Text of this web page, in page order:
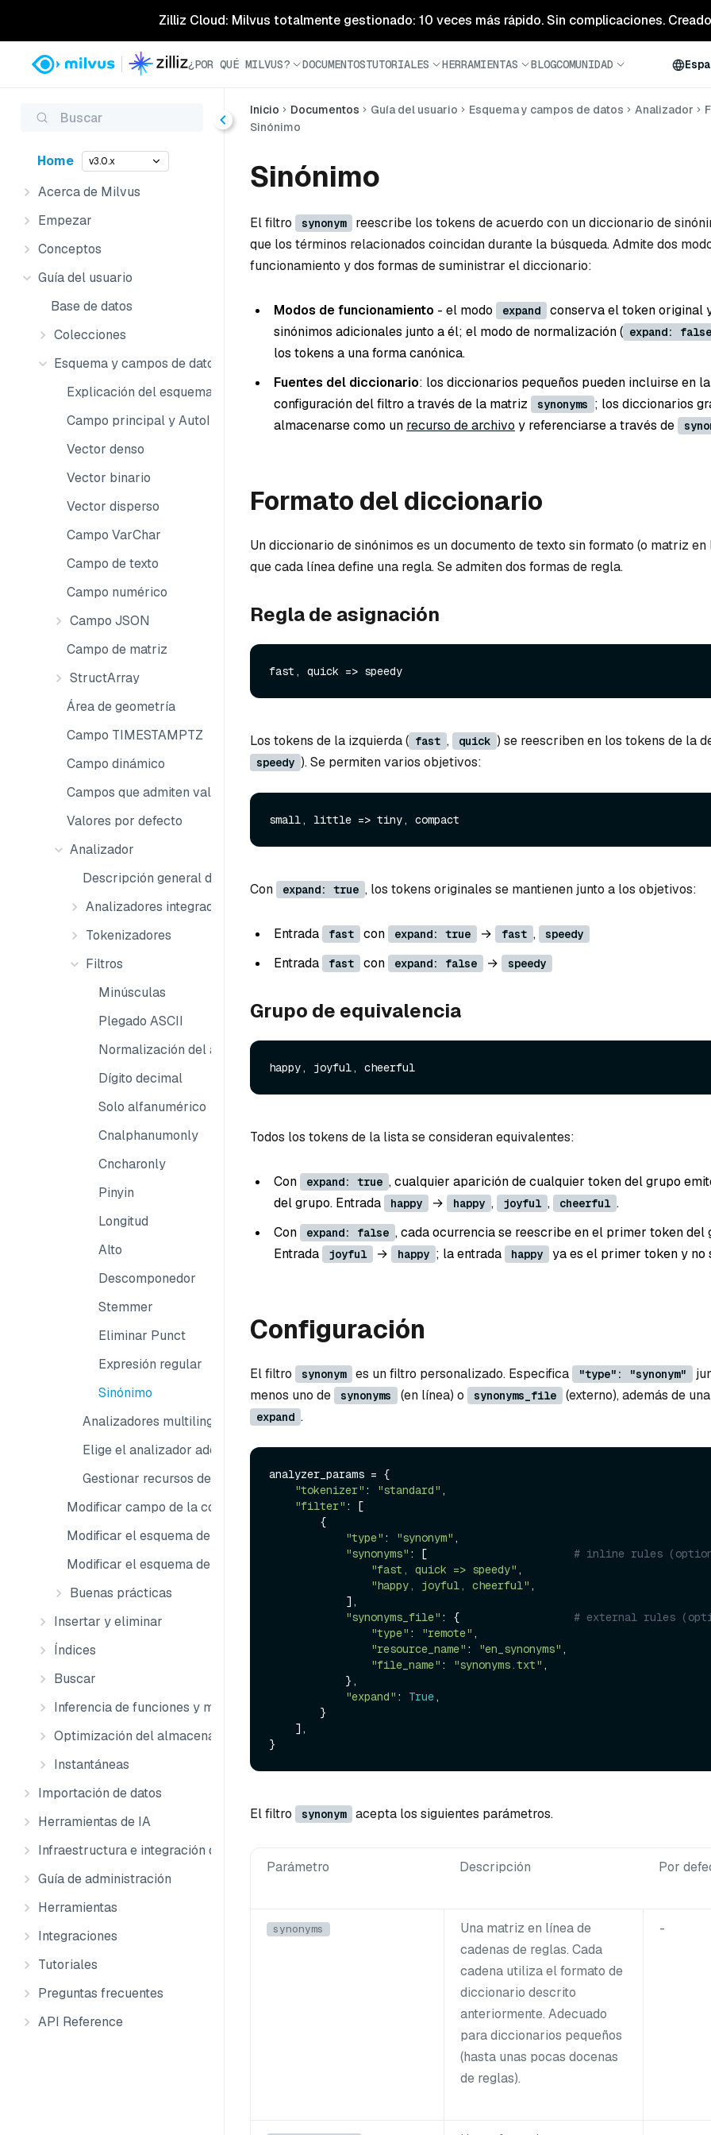
Zilliz Cloud: Milvus totalmente gestionado: 10 veces más rápido. Sin complicaciones. Creado
¿POR QUÉ MILVUS? DOCUMENTOSTUTORIALES HERRAMIENTAS BLOGCOMUNIDAD
Buscar
Home v3.0.x
Acerca de Milvus
Empezar
Conceptos
Guía del usuario
Base de datos
Colecciones
Esquema y campos de datos
Explicación del esquema
Campo principal y AutoID
Vector denso
Vector binario
Vector disperso
Campo VarChar
Campo de texto
Campo numérico
Campo JSON
Campo de matriz
StructArray
Área de geometría
Campo TIMESTAMPTZ
Campo dinámico
Campos que admiten valores nulos
Valores por defecto
Analizador
Descripción general del analizador
Analizadores integrados
Tokenizadores
Filtros
Minúsculas
Plegado ASCII
Normalización del árabe
Dígito decimal
Solo alfanumérico
Cnalphanumonly
Cncharonly
Pinyin
Longitud
Alto
Descomponedor
Stemmer
Eliminar Punct
Expresión regular
Sinónimo
Analizadores multilingües
Elige el analizador adecuado para tu caso de uso
Gestionar recursos de archivos
Modificar campo de la colección
Modificar el esquema de la colección
Modificar el esquema de la colección externa
Buenas prácticas
Insertar y eliminar
Índices
Buscar
Inferencia de funciones y modelos
Optimización del almacenamiento
Instantáneas
Importación de datos
Herramientas de IA
Infraestructura e integración de datos
Guía de administración
Herramientas
Integraciones
Tutoriales
Preguntas frecuentes
API Reference
Inicio Documentos Guía del usuario Esquema y campos de datos Analizador
Sinónimo
Sinónimo
El filtro synonym
reescribe los tokens de acuerdo con un diccionario de
que los términos relacionados coincidan durante la búsqueda. Admite dos
funcionamiento y dos formas de suministrar el diccionario:
Modos de funcionamiento - el modo expand
conserva el token original
sinónimos adicionales junto a él; el modo de normalización ( expand: false
los tokens a una forma canónica.
Fuentes del diccionario: los diccionarios pequeños pueden incluirse en la
configuración del filtro a través de la matriz
synonyms ; los diccionarios
almacenarse como un recurso de archivo y referenciarse a través de
Formato del diccionario
Un diccionario de sinónimos es un documento de texto sin formato (o matriz en
que cada línea define una regla. Se admiten dos formas de regla.
Regla de asignación
Los tokens de la izquierda ( fast , quick ) se reescriben en los tokens de la
speedy ). Se permiten varios objetivos:
Con expand: true , los tokens originales se mantienen junto a los objetivos:
Entrada fast con expand: true → fast , speedy
Entrada fast con expand: false → speedy
Grupo de equivalencia
Todos los tokens de la lista se consideran equivalentes:
Con expand: true , cualquier aparición de cualquier token del grupo
del grupo. Entrada
happy → happy , joyful , cheerful .
Con
expand: false , cada ocurrencia se reescribe en el primer token del
Entrada
joyful → happy ; la entrada happy ya es el primer token y no
Configuración
El filtro synonym es un filtro personalizado. Especifica "type": "synonym"
menos uno de
synonyms (en línea) o synonyms_file (externo), además de
expand .
analyzer_params = {
"tokenizer" : "standard" ,
"filter" : [
"type" : "synonym" ,
"synonyms" : [ # inline rules
"fast, quick => speedy" ,
"happy, joyful, cheerful" ,
"synonyms_file" : { # external rules
"type" : "remote" ,
"resource_name" : "en_synonyms" ,
"file_name" : "synonyms.txt" ,
"expand" : True,
El filtro synonym acepta los siguientes parámetros.
Parámetro Descripción Por
synonyms
Una matriz en línea de
cadenas de reglas. Cada
cadena utiliza el formato de
diccionario descrito
anteriormente. Adecuado
para diccionarios pequeños
(hasta unas pocas docenas
de reglas).
-